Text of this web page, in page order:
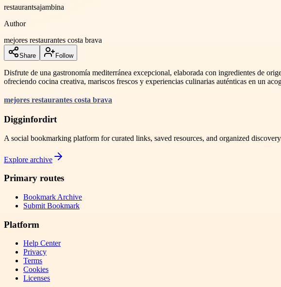
restaurantsajambina
Author
mejores restaurantes costa brava
Share Follow
Disfrute de una gastronomía mediterránea excepcional, elaborada con ingredientes de
ofreciendo cocina creativa, mariscos frescos y experiencias culinarias auténticas en un
mejores restaurantes costa brava
Digginfordirt
A social bookmarking platform for curated links, saved resources, and organized
Explore archive
Primary routes
Bookmark Archive
Submit Bookmark
Platform
Help Center
Privacy
Terms
Cookies
Licenses